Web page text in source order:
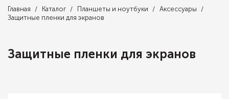
Главная Каталог Планшеты и ноутбуки
Аксессуары
Защитные пленки для экранов
Защитные пленки для экранов